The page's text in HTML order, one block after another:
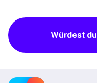
Würdest